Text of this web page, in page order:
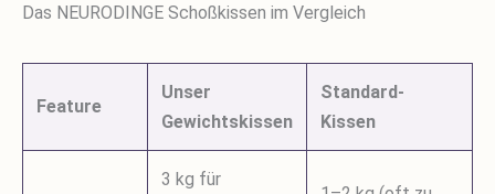
Das NEURODINGE Schoßkissen im Vergleich
Feature
Unser
Gewichtskissen
Standard-
Kissen
3 kg für